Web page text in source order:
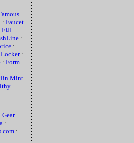
: Faucet
FIJI
:
:
:
: Form
Mint
: Gear
:
: